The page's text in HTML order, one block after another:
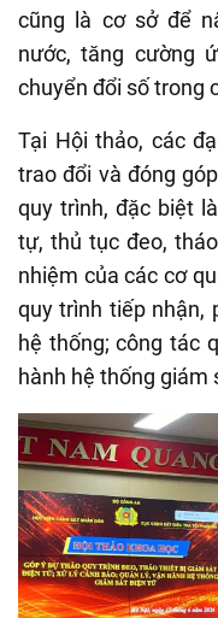
cũng là cơ sở để
nước, tăng cường
chuyển đổi số trong
Tại Hội thảo, các
trao đổi và đóng
quy trình, đặc biệt
tự, thủ tục đeo,
nhiệm của các cơ
quy trình tiếp nhận,
hệ thống; công tác
hành hệ thống